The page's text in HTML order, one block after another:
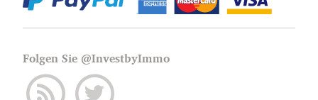
Folgen Sie @InvestbyImmo